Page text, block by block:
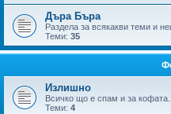
Дъра Бъра
Раздела за всякакви теми и
Теми: 35
Излишно
Всичко що е спам и за кофата.
Теми: 4